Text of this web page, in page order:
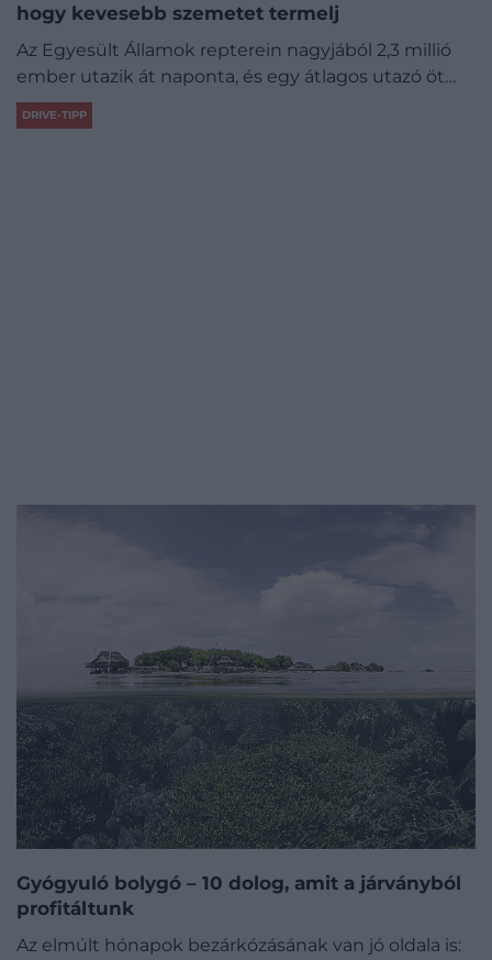
hogy kevesebb szemetet termelj
Az Egyesült Államok repterein nagyjából 2,3 millió
ember utazik át naponta, és egy átlagos utazó öt…
DRIVE-TIPP
Gyógyuló bolygó – 10 dolog, amit a járványból
profitáltunk
Az elmúlt hónapok bezárkózásának van jó oldala is: